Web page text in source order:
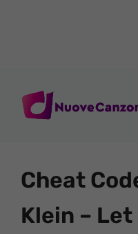
Cheat
Klein – Let